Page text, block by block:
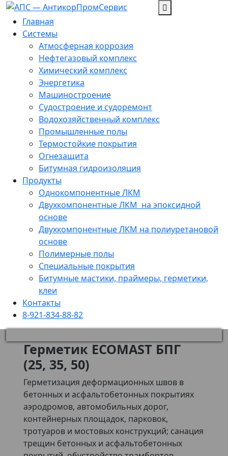
Перейти
содержанию
Главная
Системы
Атмосферная коррозия
Нефтегазовый комплекс
Химический комплекс
Энергетика
Машиностроение
Судостроение и судоремонт
Водохозяйственный комплекс
Промышленные полы
Термостойкие покрытия
Огнезащита
Битумная гидроизоляция
Продукты
Однокомпонентные ЛКМ
Двухкомпонентные ЛКМ ­ на эпоксидной
основе
Двухкомпонентные ЛКМ на полиуретановой
основе
Полимерные полы
Специальные покрытия
Битумные мастики, праймеры, герметики,
клеи
Контакты
8-921-834-88-82
Герметик ECOMAST БПГ
(25, 35, 50)
Герметизация деформационных швов в
бетонных и асфальтобетонных покрытиях
аэродромов, автомобильных дорог,
контейнерных площадок, парковок,
тротуаров и мостовых конструкций; санация
трещин бетонных и асфальтобетонных